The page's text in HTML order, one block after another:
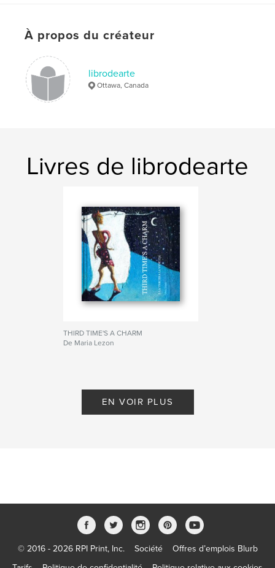
À propos du créateur
librodearte
Ottawa, Canada
Livres de librodearte
THIRD TIME'S A CHARM
De Maria Lezon
EN VOIR PLUS
© 2016 - 2026 RPI Print, Inc. Société
Offres d’emplois Blurb